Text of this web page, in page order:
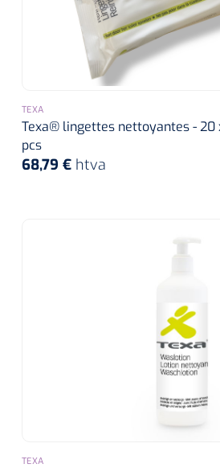
TEXA
Texa® lingettes nettoyantes - 20
pcs
68,79 € htva
TEXA